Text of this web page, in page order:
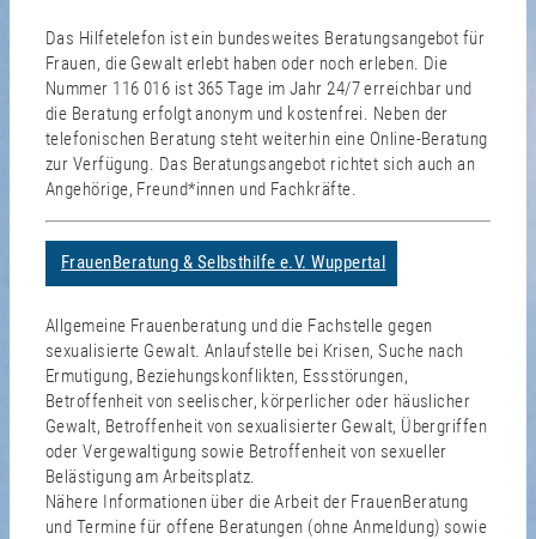
Das Hilfetelefon ist ein bundesweites Beratungsangebot für
Frauen, die Gewalt erlebt haben oder noch erleben. Die
Nummer 116 016 ist 365 Tage im Jahr 24/7 erreichbar und
die Beratung erfolgt anonym und kostenfrei. Neben der
telefonischen Beratung steht weiterhin eine Online-Beratung
zur Verfügung. Das Beratungsangebot richtet sich auch an
Angehörige, Freund*innen und Fachkräfte.
FrauenBeratung & Selbsthilfe e.V. Wuppertal
Allgemeine Frauenberatung und die Fachstelle gegen
sexualisierte Gewalt. Anlaufstelle bei Krisen, Suche nach
Ermutigung, Beziehungskonflikten, Essstörungen,
Betroffenheit von seelischer, körperlicher oder häuslicher
Gewalt, Betroffenheit von sexualisierter Gewalt, Übergriffen
oder Vergewaltigung sowie Betroffenheit von sexueller
Belästigung am Arbeitsplatz.
Nähere Informationen über die Arbeit der FrauenBeratung
und Termine für offene Beratungen (ohne Anmeldung) sowie